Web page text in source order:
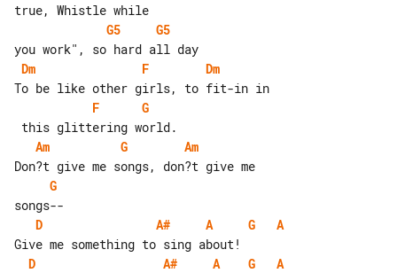
G5
G5
Dm
F
Dm
F
G
Am
G
Am
G
D
A# A G
A
D
A# A G
A